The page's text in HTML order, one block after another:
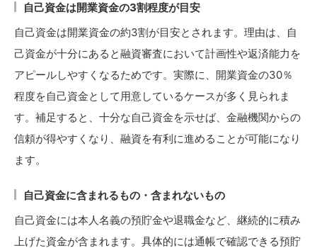
自己資金は開業資金の3割程度が目安
自己資金は開業資金の約3割が目安とされます。理由は、自
己資金が十分にあると融資審査において計画性や返済能力を
アピールしやすくなるためです。実際に、開業資金の30％
程度を自己資金として用意しているケースが多く見られま
す。補足すると、十分な自己資金を示せば、金融機関からの
信頼が得やすくなり、融資を有利に進めることが可能になり
ます。
自己資金に含まれるもの・含まれないもの
自己資金には本人名義の預貯金や退職金など、継続的に積み
上げた資金が含まれます。具体的には通帳で確認できる預貯